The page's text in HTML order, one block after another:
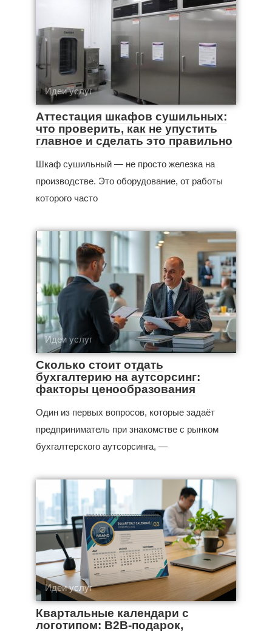
Идеи услуг
Аттестация шкафов сушильных:
что проверить, как не упустить
главное и сделать это правильно
Шкаф сушильный — не просто железка на
производстве. Это оборудование, от работы
которого часто
Идеи услуг
Сколько стоит отдать
бухгалтерию на аутсорсинг:
факторы ценообразования
Один из первых вопросов, которые задаёт
предприниматель при знакомстве с рынком
бухгалтерского аутсорсинга, —
Идеи услуг
Квартальные календари с
логотипом: B2B-подарок,